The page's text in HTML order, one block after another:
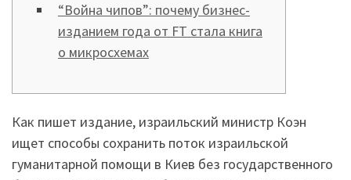
“Война чипов”: почему бизнес-
изданием года от FT стала книга
о микросхемах
Как пишет издание, израильский министр Коэн
ищет способы сохранить поток израильской
гуманитарной помощи в Киев без государственного